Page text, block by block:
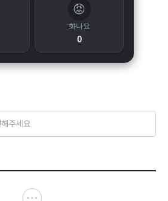
😡
화나요
0
주세요